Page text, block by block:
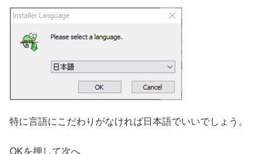
特に言語にこだわりがなければ日本語でいいでしょう。
OKを押して次へ